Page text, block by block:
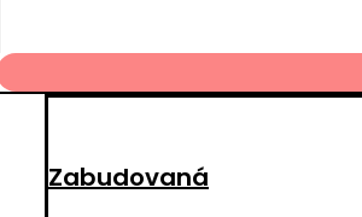
TOGGLE
Zabudovaná